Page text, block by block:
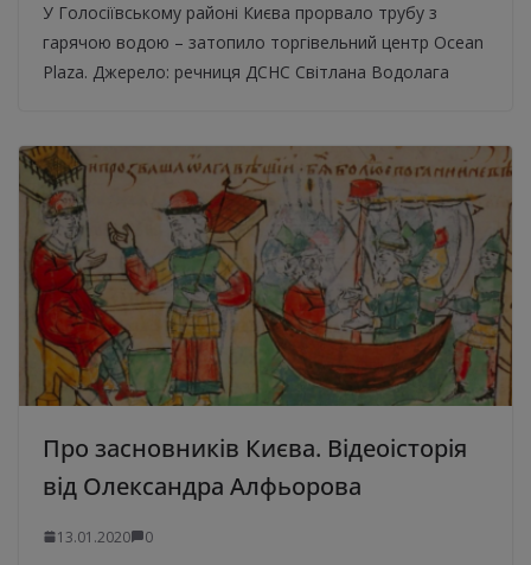
У Голосіївському районі Києва прорвало трубу з
гарячою водою – затопило торгівельний центр Ocean
Plaza. Джерело: речниця ДСНС Світлана Водолага
Про засновників Києва. Відеоісторія
від Олександра Алфьорова
13.01.2020 0